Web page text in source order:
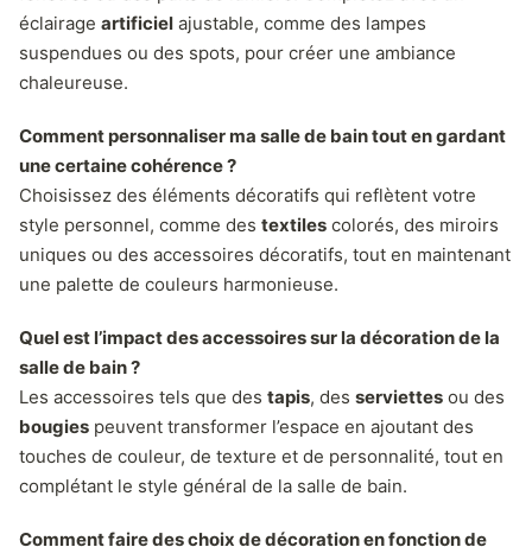
éclairage artificiel ajustable, comme des lampes
suspendues ou des spots, pour créer une ambiance
chaleureuse.
Comment personnaliser ma salle de bain tout en gardant
une certaine cohérence ?
Choisissez des éléments décoratifs qui reflètent votre
style personnel, comme des textiles colorés, des miroirs
uniques ou des accessoires décoratifs, tout en maintenant
une palette de couleurs harmonieuse.
Quel est l’impact des accessoires sur la décoration de la
salle de bain ?
Les accessoires tels que des tapis, des serviettes ou des
bougies peuvent transformer l’espace en ajoutant des
touches de couleur, de texture et de personnalité, tout en
complétant le style général de la salle de bain.
Comment faire des choix de décoration en fonction de